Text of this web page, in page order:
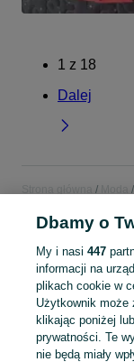
1 z 18
Dalej
Strona główna Moda
KATEGORIA
Mapa kategorii
Dbamy o
My i nasi 447
informacji na
plikach cookie w
Użytkownik może
klikając poniżej
prywatności. Te
nie będą miały